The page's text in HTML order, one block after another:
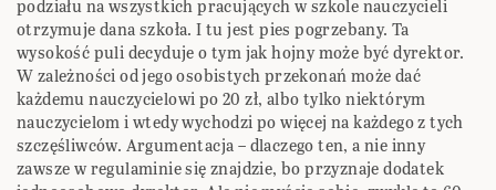
podziału na wszystkich pracujących w szkole nauczycieli
otrzymuje dana szkoła. I tu jest pies pogrzebany. Ta
wysokość puli decyduje o tym jak hojny może być dyrektor.
W zależności od jego osobistych przekonań może dać
każdemu nauczycielowi po 20 zł, albo tylko niektórym
nauczycielom i wtedy wychodzi po więcej na każdego z tych
szczęśliwców. Argumentacja – dlaczego ten, a nie inny
zawsze w regulaminie się znajdzie, bo przyznaje dodatek